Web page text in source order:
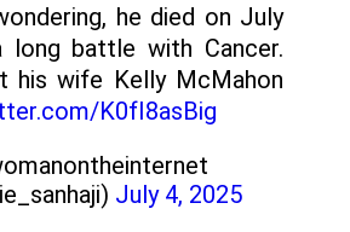
he died on July
long battle with Cancer.
his wife Kelly McMahon
K0fI8asBig
July 4, 2025